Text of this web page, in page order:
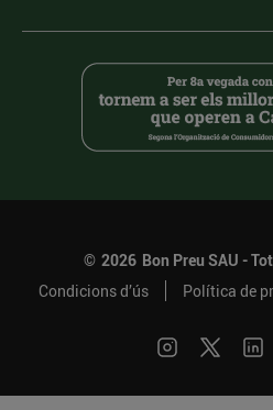
© 2026 Bon Preu SAU -
Condicions d’ús
Política de